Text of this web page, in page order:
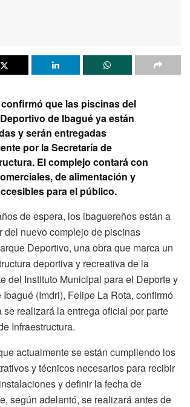
que las piscinas del
de Ibagué ya están
y serán entregadas
por la Secretaría de
El complejo contará con
de alimentación y
para el público.
de espera, los ibaguereños están a
del nuevo complejo de piscinas
Deportivo, una obra que marca un
deportiva y recreativa de la
del Instituto Municipal para el Deporte y
(Imdri), Felipe La Rota, confirmó
se realizará la entrega oficial por parte
Infraestructura.
actualmente se están cumpliendo los
y técnicos necesarios para recibir
y definir la fecha de
según adelantó, se realizará antes de